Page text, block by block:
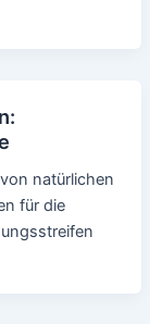
natürlichen
für die